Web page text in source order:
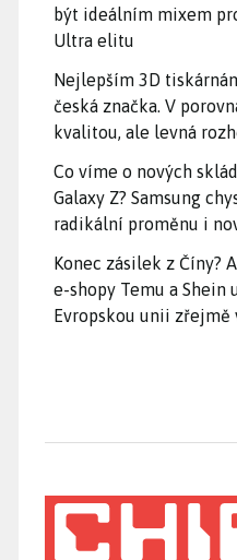
být ideálním mixem
Ultra elitu
Nejlepším 3D
česká značka. V
kvalitou, ale levná
Co víme o nových
Galaxy Z? Samsung
radikální proměnu i
Konec zásilek z Číny?
e-shopy Temu a Shein
Evropskou unii zřejmě